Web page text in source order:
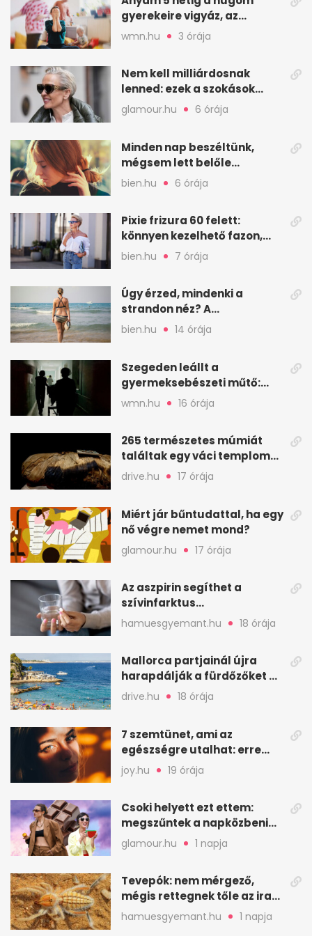
gyerekeire vigyáz, az
enyémekre alig pár nap
wmn.hu 3 órája
Nem kell milliárdosnak
lenned: ezek a szokások
lassítják az öregedést
glamour.hu 6 órája
Minden nap beszéltünk,
mégsem lett belőle
kapcsolat – mi fáj ennyire?
bien.hu 6 órája
Pixie frizura 60 felett:
könnyen kezelhető fazon,
ami karaktert ad
bien.hu 7 órája
Úgy érzed, mindenki a
strandon néz? A
pszichológusok szerint nem
bien.hu 14 órája
Szegeden leállt a
gyermeksebészeti műtő:
elfogytak a tartalékok
wmn.hu 16 órája
265 természetes múmiát
találtak egy váci templom
kriptájában
drive.hu 17 órája
Miért jár bűntudattal, ha egy
nő végre nemet mond?
glamour.hu 17 órája
Az aszpirin segíthet a
szívinfarktus
megelőzésében, de nem
mindenkinek
hamuesgyemant.hu 18 órája
Mallorca partjainál újra
harapdálják a fürdőzőket az
apró halak
drive.hu 18 órája
7 szemtünet, ami az
egészségre utalhat: erre
érdemes figyelni
joy.hu 19 órája
Csoki helyett ezt ettem:
megszűntek a napközbeni
nassolási rohamok
glamour.hu 1 napja
Tevepók: nem mérgező,
mégis rettegnek tőle az iraki
sivatagban
hamuesgyemant.hu 1 napja